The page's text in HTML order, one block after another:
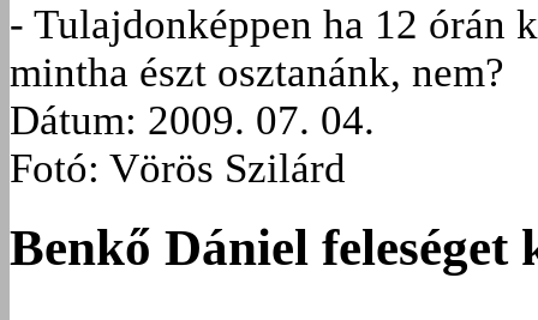
- Tulajdonképpen ha 12 órán
mintha észt osztanánk, nem?
Dátum: 2009. 07. 04.
Fotó: Vörös Szilárd
Benkő Dániel feleséget